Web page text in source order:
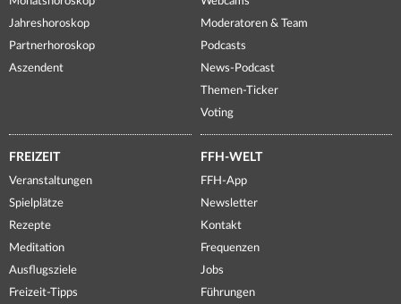
Jahreshoroskop
Partnerhoroskop
Aszendent
Moderatoren & Team
Podcasts
News-Podcast
Themen-Ticker
Voting
FREIZEIT
Veranstaltungen
Spielplätze
Rezepte
Meditation
Ausflugsziele
Freizeit-Tipps
FFH-WELT
FFH-App
Newsletter
Kontakt
Frequenzen
Jobs
Führungen